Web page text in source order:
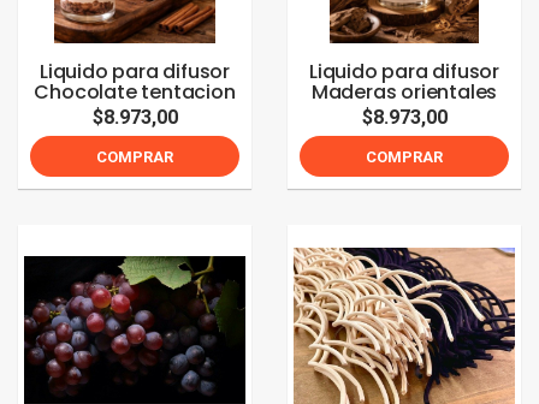
Liquido para difusor
Chocolate tentacion
$8.973,00
COMPRAR
Liquido para difusor
Maderas orientales
$8.973,00
COMPRAR